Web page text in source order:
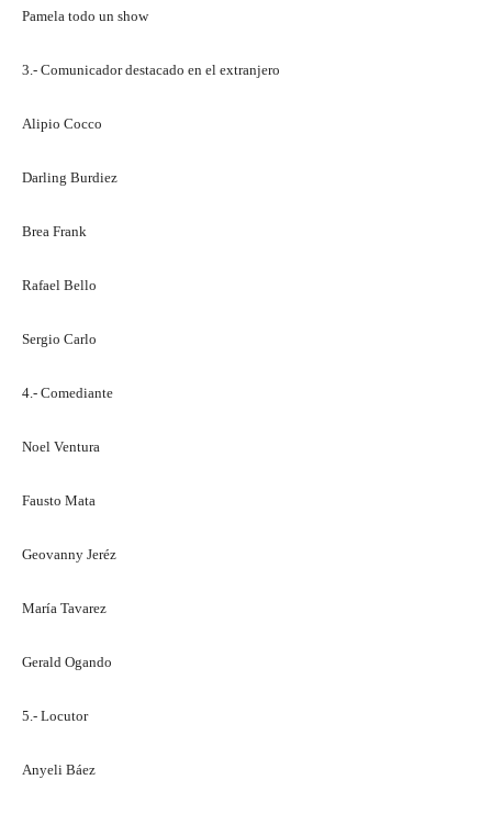
Pamela todo un show
3.- Comunicador destacado en el extranjero
Alipio Cocco
Darling Burdiez
Brea Frank
Rafael Bello
Sergio Carlo
4.- Comediante
Noel Ventura
Fausto Mata
Geovanny Jeréz
María Tavarez
Gerald Ogando
5.- Locutor
Anyeli Báez